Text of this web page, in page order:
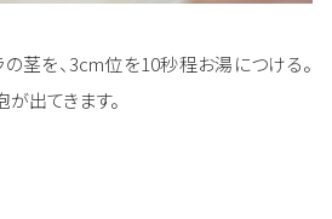
茎を、3cm位を10秒程お湯につける。
出てきます。